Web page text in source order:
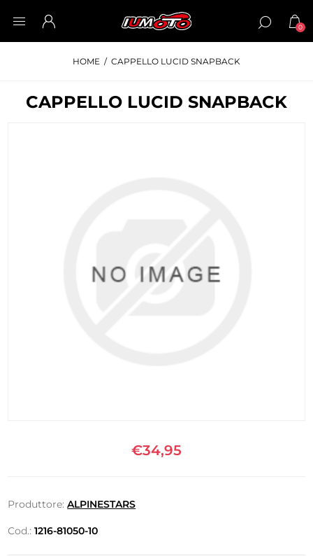
0
HOME / CAPPELLO LUCID SNAPBACK
CAPPELLO LUCID SNAPBACK
€34,95
Produttore: ALPINESTARS
Cod.: 1216-81050-10